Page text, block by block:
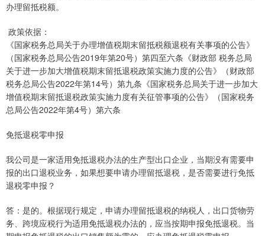
办理留抵税额。
政策依据：
《国家税务总局关于办理增值税期末留抵税额退税有关事项的公告》
（国家税务总局公告2019年第20号）第四至六条《财政部 税务总局
关于进一步加大增值税期末留抵退税政策实施力度的公告》（财政部
税务总局公告2022年第14号）第九条《国家税务总局关于进一步加大
增值税期末留抵退税政策实施力度有关征管事项的公告》（国家税务
总局公告2022年第4号）第六条
免抵退税零申报
我公司是一家适用免抵退税办法的生产型出口企业，当期没有需要申
报的出口退税业务，如果想要申请办理留抵退税，是否需要进行免抵
退税零申报？
答：是的。根据现行规定，申请办理留抵退税的纳税人，出口货物劳
务、跨境应税行为适用免抵退税办法的，应当按期申报免抵退税。当